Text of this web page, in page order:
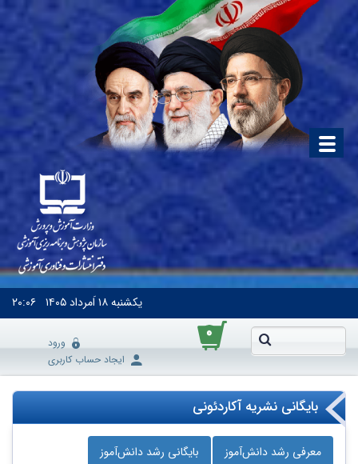
یکشنبه۱۸ اَمرداد ۱۴۰۵ ۲۰:۰۶
۰
ورود
ایجاد حساب کاربری
بایگانی نشریه آکاردئونی
معرفی رشد دانش‌آموز بایگانی رشد دانش‌آموز